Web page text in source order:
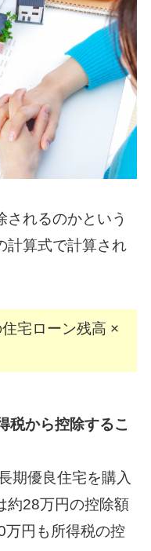
されるのかという
計算式で計算され
宅ローン残高 ×
税から控除するこ
期優良住宅を購入
約28万円の控除額
万円も所得税の控